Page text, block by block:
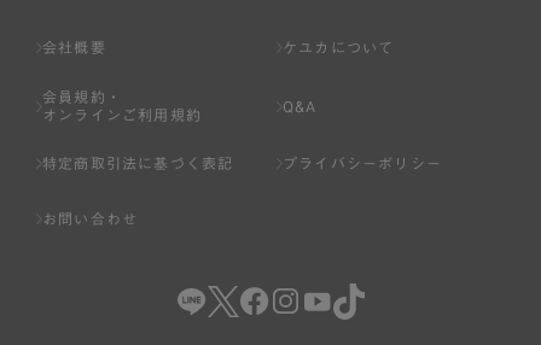
会社概要 ケユカについて
会員規約・
オンラインご利用規約
Q&A
特定商取引法に基づく表記 プライバシーポリシー
お問い合わせ